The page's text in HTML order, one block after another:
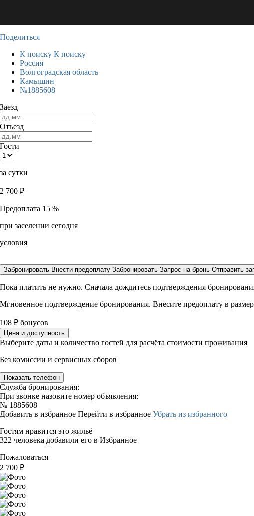
Поделиться
К поиску К поиску
Россия
Волгоградская область
Камышин
№1885608
Заезд
Отъезд
Гости
за сутки
2 700 ₽
Предоплата 15 %
при заселении сегодня
условия
Забронировать Внести предоплату Забронировать Запрос на бронь Отправить
Пока платить не нужно. Сначала дождитесь подтверждения
Мгновенное подтверждение бронирования. Внесите предоплату в
108 ₽ бонусов
Цена и доступность
Выберите даты и количество гостей для расчёта стоимости проживания
Без комиссии и сервисных сборов
Показать телефон
Служба бронирования:
При звонке назовите номер объявления:
№ 1885608
Добавить в избранное Перейти в избранное Убрать из избранного
Гостям нравится это жильё
322 человека добавили его в Избранное
Пожаловаться
2 700 ₽